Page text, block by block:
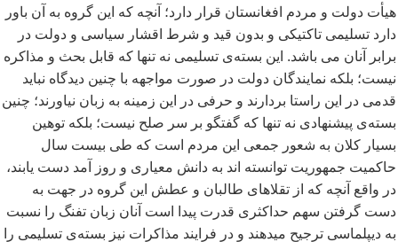
هیأت دولت و مردم افغانستان قرار دارد؛ آنچه که این گروه به آن باور
دارد تسلیمی تاکتیکی و بدون قید و شرط اقشار سیاسی و دولت در
برابر آنان می باشد. این بستهی تسلیمی نه تنها که قابل بحث و مذاکره
نیست؛ بلکه نمایندگان دولت در صورت مواجهه با چنین دیدگاه نباید
قدمی در این راستا بردارند و حرفی در این زمینه به زبان نیاورند؛ چنین
بستهی پیشنهادی نه تنها که گفتگو بر سر صلح نیست؛ بلکه توهین
بسیار کلان به شعور جمعی این مردم است که طی بیست سال
حاکمیت جمهوریت توانسته اند به دانش معیاری و روز آمد دست یابند،
در واقع آنچه که از تقلاهای طالبان و عطش این گروه در جهت به
دست گرفتن سهم حداکثری قدرت پیدا است آنان زبان تفنگ را نسبت
به دیپلماسی ترجیح میدهند و در فرایند مذاکرات نیز بستهی تسلیمی را